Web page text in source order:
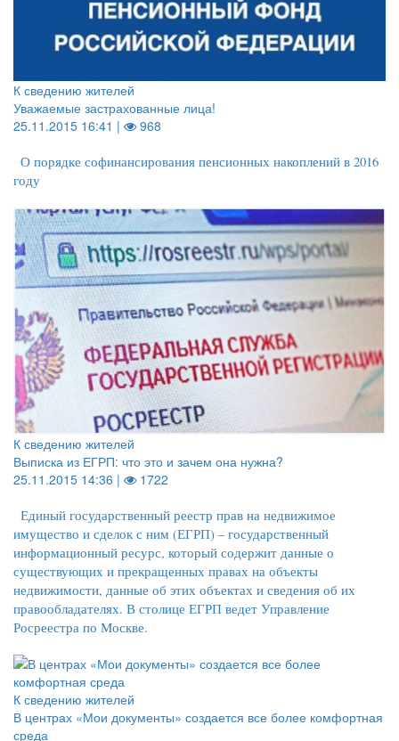
К сведению жителей
Уважаемые застрахованные лица!
25.11.2015 16:41 |
968
О порядке софинансирования пенсионных накоплений в 2016
году
К сведению жителей
Выписка из ЕГРП: что это и зачем она нужна?
25.11.2015 14:36 |
1722
Единый государственный реестр прав на недвижимое
имущество и сделок с ним (ЕГРП) – государственный
информационный ресурс, который содержит данные о
существующих и прекращенных правах на объекты
недвижимости, данные об этих объектах и сведения об их
правообладателях. В столице ЕГРП ведет Управление
Росреестра по Москве.
К сведению жителей
В центрах «Мои документы» создается все более комфортная
среда